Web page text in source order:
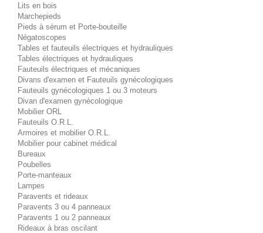
Lits en bois
Marchepieds
Pieds à sérum et Porte-bouteille
Négatoscopes
Tables et fauteuils électriques et hydrauliques
Tables électriques et hydrauliques
Fauteuils électriques et mécaniques
Divans d'examen et Fauteuils gynécologiques
Fauteuils gynécologiques 1 ou 3 moteurs
Divan d'examen gynécologique
Mobilier ORL
Fauteuils O.R.L.
Armoires et mobilier O.R.L.
Mobilier pour cabinet médical
Bureaux
Poubelles
Porte-manteaux
Lampes
Paravents et rideaux
Paravents 3 ou 4 panneaux
Paravents 1 ou 2 panneaux
Rideaux à bras oscilant